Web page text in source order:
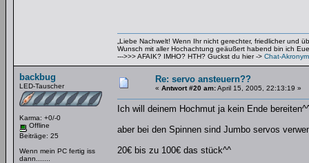
„Liebe Nachwelt! Wenn Ihr nicht gerechter, friedlicher und
Wunsch mit aller Hochachtung geäußert habend bin ich
--->>> AFAIK? IMHO? HTH? Guckst du hier -> Chat-
backbug
LED-Tauscher
Karma: +0/-0
Offline
Beiträge: 25
Wenn mein PC fertig iss
dann.......
Re: servo ansteuern??
« Antwort #20 am:April 15, 2005, 22:13:19 »
Ich will deinem Hochmut ja kein Ende
aber bei den Spinnen sind Jumbo servos
20€ bis zu 100€ das stück^^